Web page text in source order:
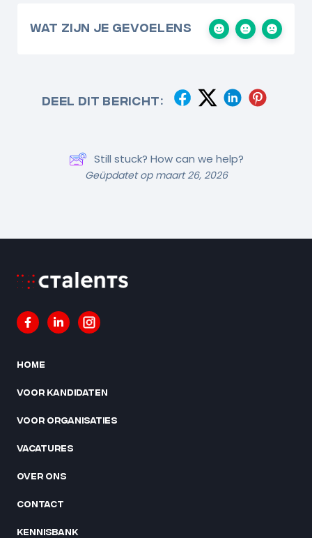
Wat zijn je gevoelens
Deel dit bericht:
Still stuck? How can we help?
Geüpdatet op maart 26, 2026
Home
Voor kandidaten
Voor organisaties
Vacatures
Over ons
Contact
Kennisbank